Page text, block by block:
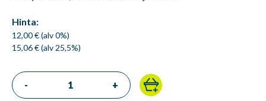
Hinta:
12,00 € (alv 0%)
15,06 € (alv 25,5%)
- +